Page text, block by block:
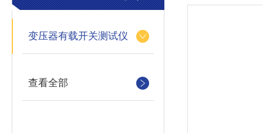
变压器有载开关测试仪
查看全部